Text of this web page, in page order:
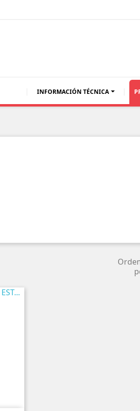
NERVION
INFORMACIÓN TÉCNICA
PLUS
Técnicas